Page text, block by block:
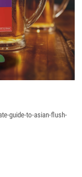
guide-to-asian-flush-